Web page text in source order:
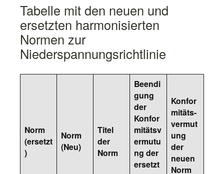
Tabelle mit den neuen und
ersetzten harmonisierten
Normen zur
Niederspannungsrichtlinie
Norm
(ersetzt
)
Norm
(Neu)
Titel
der
Norm
Beendi
gung
der
Konfor
mitätsv
ermutu
ng der
ersetzt
Konfor
mitäts-
vermut
ung
der
neuen
Norm